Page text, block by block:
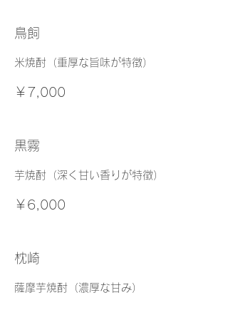
鳥飼
米焼酎（重厚な旨味が特徴）
￥7,000
黒霧
芋焼酎（深く甘い香りが特徴）
￥6,000
枕崎
薩摩芋焼酎（濃厚な甘み）